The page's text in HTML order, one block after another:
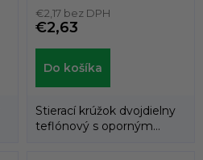
€2,17 bez DPH
€2,63
Do košíka
Stierací krúžok dvojdielny
teflónový s oporným